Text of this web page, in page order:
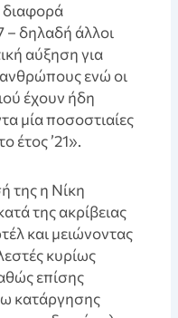
διαφορά
– δηλαδή άλλοι
αύξηση για
ανθρώπους ενώ οι
έχουν ήδη
μία ποσοστιαίες
έτος ’21».
της η Νίκη
της ακρίβειας
και μειώνοντας
κυρίως
επίσης
κατάργησης